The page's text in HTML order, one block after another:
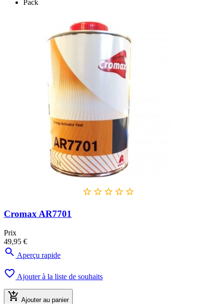
Pack
    
Cromax AR7701
Prix
49,95 €
 Aperçu rapide
 Ajouter à la liste de souhaits
 Ajouter au panier